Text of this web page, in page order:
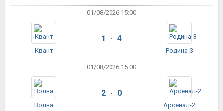
01/08/2026 15:00
Квант
1 - 4
Родина-3
01/08/2026 15:00
Волна
2 - 0
Арсенал-2